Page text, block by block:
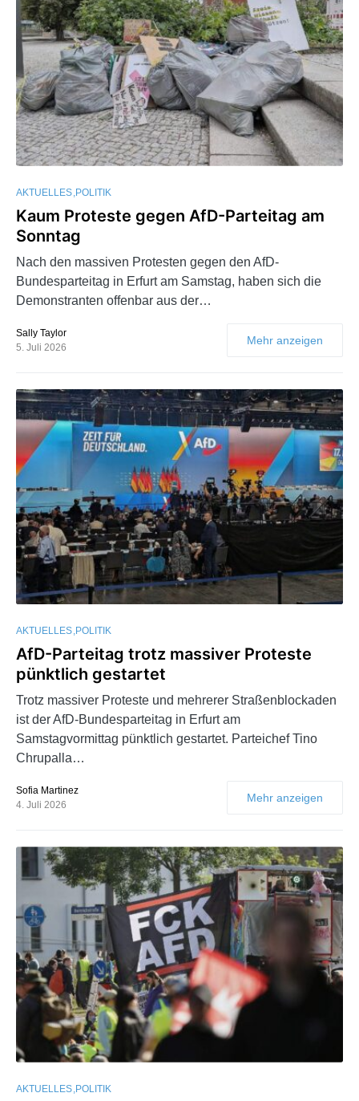
AKTUELLES POLITIK
Kaum Proteste gegen AfD-Parteitag am
Sonntag
Nach den massiven Protesten gegen den AfD-
Bundesparteitag in Erfurt am Samstag, haben sich die
Demonstranten offenbar aus der…
Sally Taylor
5. Juli 2026
Mehr anzeigen
AKTUELLES POLITIK
AfD-Parteitag trotz massiver Proteste
pünktlich gestartet
Trotz massiver Proteste und mehrerer Straßenblockaden
ist der AfD-Bundesparteitag in Erfurt am
Samstagvormittag pünktlich gestartet. Parteichef Tino
Chrupalla…
Sofia Martinez
4. Juli 2026
Mehr anzeigen
AKTUELLES POLITIK